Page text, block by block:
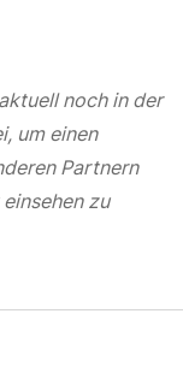
noch in der
um einen
Partnern
zu